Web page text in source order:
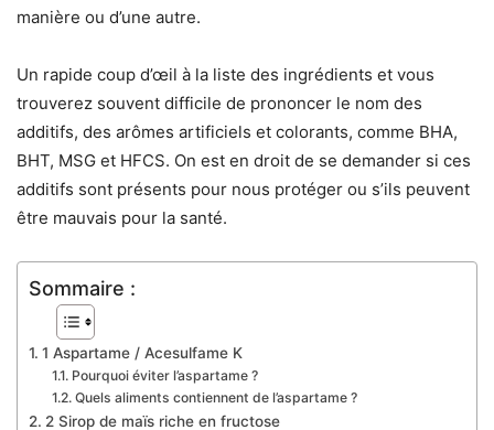
manière ou d’une autre.
Un rapide coup d’œil à la liste des ingrédients et vous
trouverez souvent difficile de prononcer le nom des
additifs, des arômes artificiels et colorants, comme BHA,
BHT, MSG et HFCS. On est en droit de se demander si ces
additifs sont présents pour nous protéger ou s’ils peuvent
être mauvais pour la santé.
Sommaire :
1 Aspartame / Acesulfame K
Pourquoi éviter l’aspartame ?
Quels aliments contiennent de l’aspartame ?
2 Sirop de maïs riche en fructose